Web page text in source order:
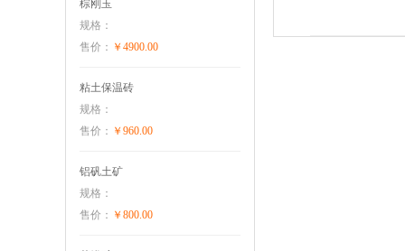
棕刚玉
规格：
售价： ￥4900.00
粘土保温砖
规格：
售价： ￥960.00
铝矾土矿
规格：
售价： ￥800.00